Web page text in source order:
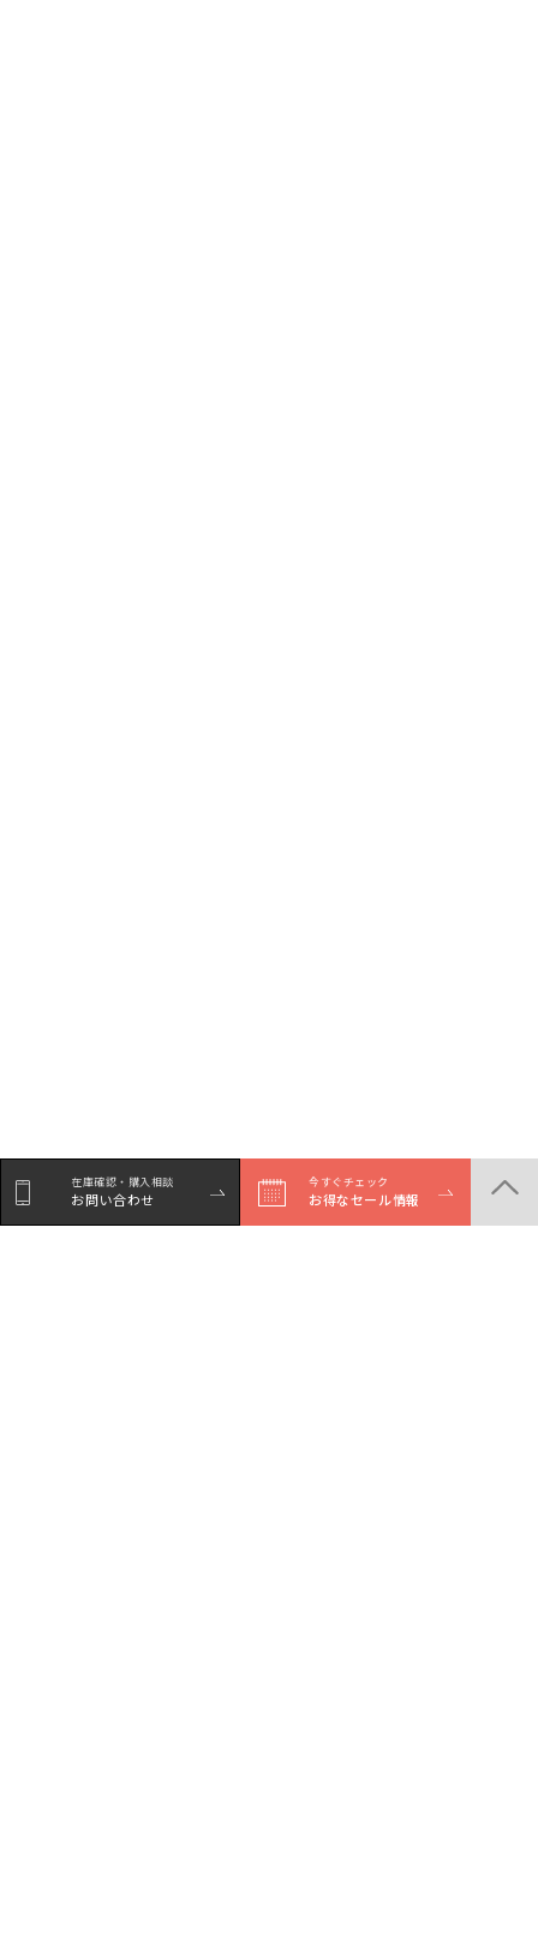
在庫確認・購入相談
お問い合わせ
今すぐチェック
お得なセール情報